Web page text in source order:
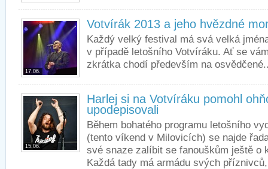
17.06.
Votvírák 2013 a jeho hvězdné
Každý velký festival má svá velká
v případě letošního Votvíráku. Ať se
zkrátka chodí především na
15.06.
Harlej si na Votvíráku pomohl
upodepisovali
Během bohatého programu letošního
(tento víkend v Milovicích) se najde
své snaze zalíbit se fanouškům ještě o
Každá tady má armádu svých